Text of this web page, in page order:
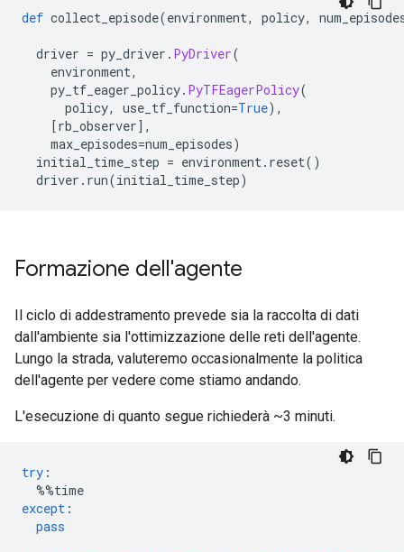
def collect_episode(environment, policy,
driver = py_driver . PyDriver(
environment,
py_tf_eager_policy. PyTFEagerPolicy(
policy, use_tf_function=True),
[rb_observer],
max_episodes=num_episodes)
initial_time_step = environment . reset()
driver . run(initial_time_step)
Formazione dell'agente
Il ciclo di addestramento prevede sia la raccolta di dati
dall'ambiente sia l'ottimizzazione delle reti dell'agente.
Lungo la strada, valuteremo occasionalmente la politica
dell'agente per vedere come stiamo andando.
L'esecuzione di quanto segue richiederà ~3 minuti.
try :
%%time
except :
pass